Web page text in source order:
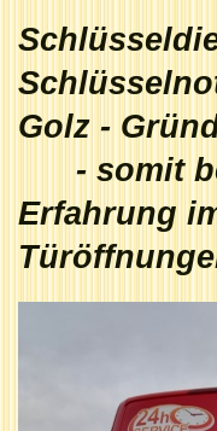
Golz -
- somit
Erfahrung